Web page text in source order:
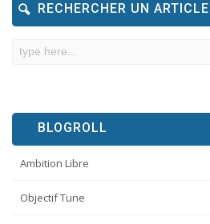
RECHERCHER UN ARTICLE
BLOGROLL
Ambition Libre
Objectif Tune